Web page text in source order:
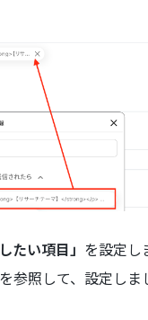
たい項目」 を設定し
参照して、設定しま